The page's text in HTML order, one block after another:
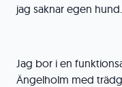
jag saknar egen hund.
Jag bor i en
Ängelholm med